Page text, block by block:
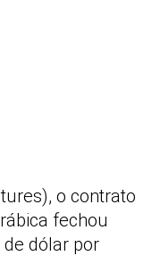
o contrato
fechou
dólar por